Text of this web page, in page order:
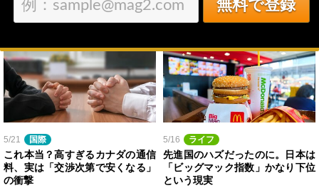
5/21 国際
これ本当？高すぎるカナダの通信
料、実は「交渉次第で安くなる」
の衝撃
5/16 ライフ
先進国のハズだったのに。日本は
「ビッグマック指数」かなり下位
という現実